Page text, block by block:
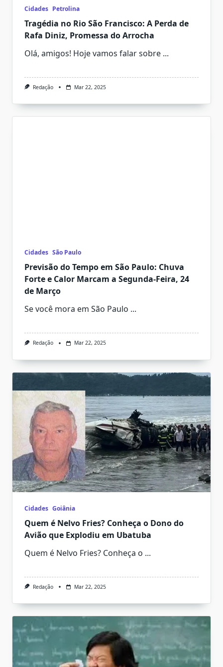
Cidades Petrolina
Tragédia no Rio São Francisco: A Perda de
Rafa Diniz, Promessa do Arrocha
Olá, amigos! Hoje vamos falar sobre ...
Redação Mar 22, 2025
Cidades São Paulo
Previsão do Tempo em São Paulo: Chuva
Forte e Calor Marcam a Segunda-Feira, 24
de Março
Se você mora em São Paulo ...
Redação Mar 22, 2025
Cidades Goiânia
Quem é Nelvo Fries? Conheça o Dono do
Avião que Explodiu em Ubatuba
Quem é Nelvo Fries? Conheça o ...
Redação Mar 22, 2025